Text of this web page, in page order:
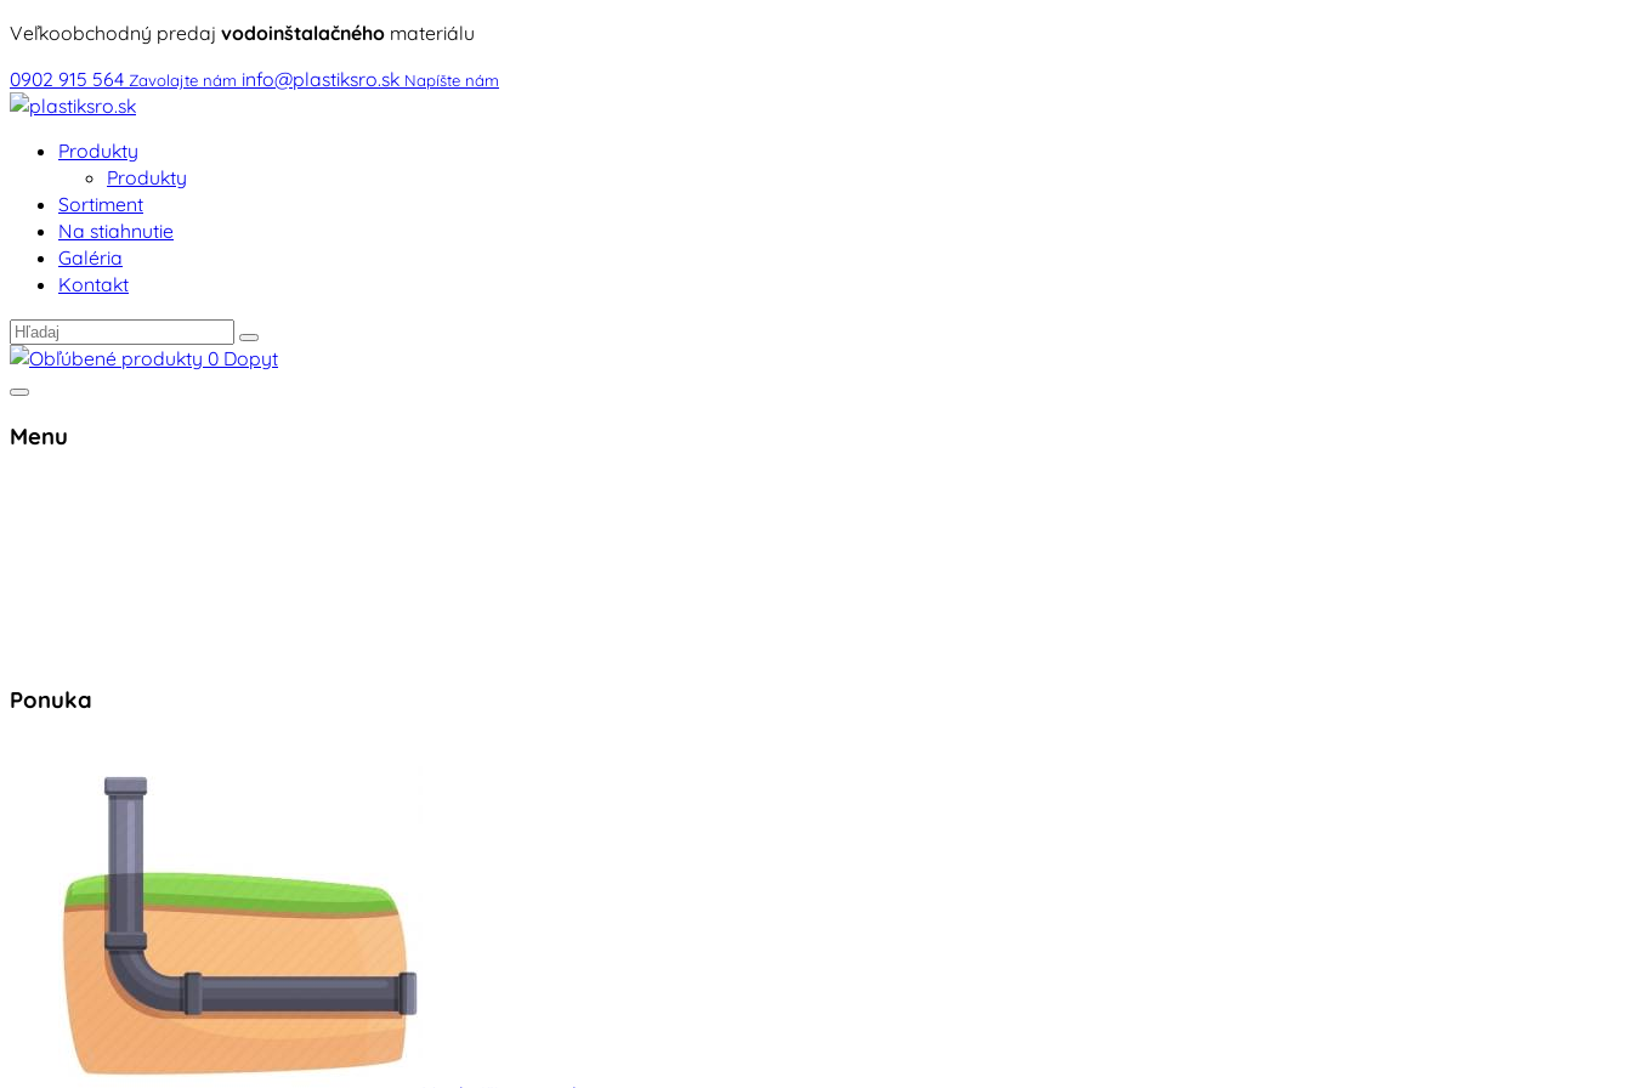
Veľkoobchodný predaj vodoinštalačného materiálu
0902 915 564 Zavolajte nám info@plastiksro.sk Napíšte nám
Produkty
Produkty
Sortiment
Na stiahnutie
Galéria
Kontakt
0 Dopyt
Menu
Ponuka